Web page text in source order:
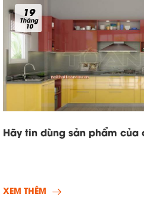
19
Tháng
10
Hãy tin dùng sản phẩm của
XEM THÊM